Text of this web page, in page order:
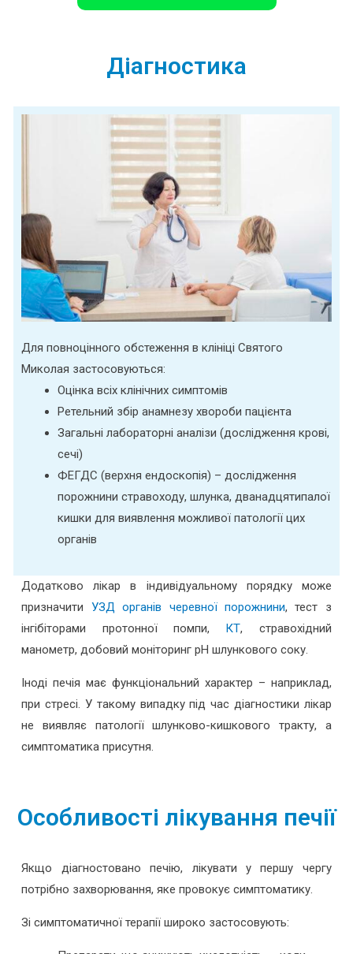
Діагностика
Для повноцінного обстеження в клініці Святого
Миколая застосовуються:
Оцінка всіх клінічних симптомів
Ретельний збір анамнезу хвороби пацієнта
Загальні лабораторні аналізи (дослідження крові,
сечі)
ФЕГДС (верхня ендоскопія) – дослідження
порожнини стравоходу, шлунка, дванадцятипалої
кишки для виявлення можливої патології цих
органів
Додатково лікар в індивідуальному порядку може
призначити УЗД органів черевної порожнини, тест з
інгібіторами протонної помпи, КТ, стравохідний
манометр, добовий моніторинг рН шлункового соку.
Іноді печія має функціональний характер – наприклад,
при стресі. У такому випадку під час діагностики лікар
не виявляє патології шлунково-кишкового тракту, а
симптоматика присутня.
Особливості лікування печії
Якщо діагностовано печію, лікувати у першу чергу
потрібно захворювання, яке провокує симптоматику.
Зі симптоматичної терапії широко застосовують: